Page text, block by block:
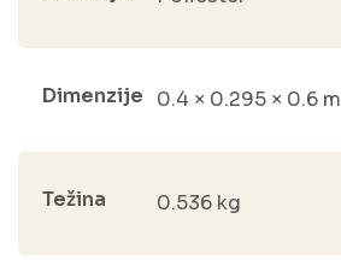
Dimenzije 0.4 × 0.295 × 0.6 m
Težina 0.536 kg